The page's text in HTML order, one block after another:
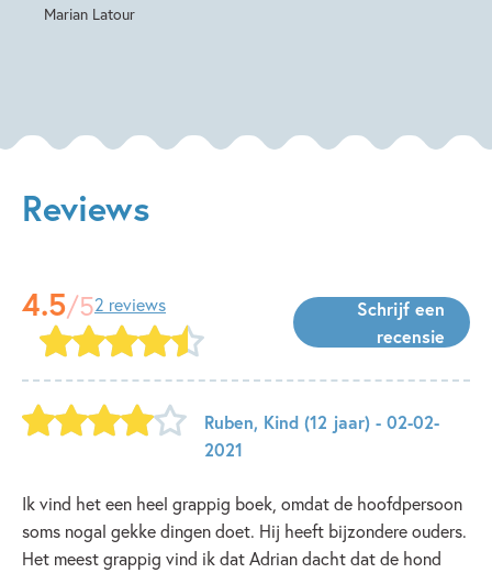
Marian Latour
Reviews
4.5/52 reviews
Schrijf een
recensie
Ruben, Kind (12 jaar) - 02-02-
2021
Ik vind het een heel grappig boek, omdat de hoofdpersoon
soms nogal gekke dingen doet. Hij heeft bijzondere ouders.
Het meest grappig vind ik dat Adrian dacht dat de hond